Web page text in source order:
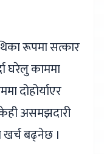
रूपमा सत्कार
घरेलु काममा
दोहोर्याएर
केही असमझदारी
बढ्नेछ ।